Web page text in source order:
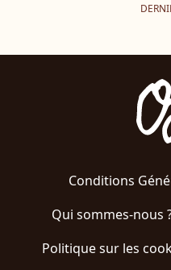
Conditions
Qui sommes-nous
Politique sur les